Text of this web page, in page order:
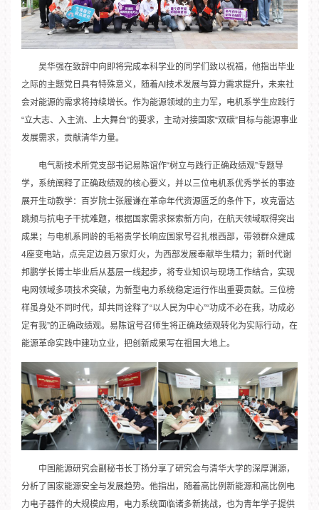
吴华强在致辞中向即将完成本科学业的同学们致以祝福，他指出毕业
之际的主题党日具有特殊意义，随着AI技术发展与算力需求提升，未来社
会对能源的需求将持续增长。作为能源领域的主力军，电机系学生应践行
“立大志、入主流、上大舞台”的要求，主动对接国家“双碳”目标与能源事业
发展需求，贡献清华力量。
电气新技术所党支部书记易陈谊作“树立与践行正确政绩观”专题导
学，系统阐释了正确政绩观的核心要义，并以三位电机系优秀学长的事迹
展开生动教学：百岁院士张履谦在革命年代资源匮乏的条件下，攻克雷达
跳频与抗电子干扰难题，根据国家需求探索新方向，在航天领域取得突出
成果；与电机系同龄的毛裕贵学长响应国家号召扎根西部，带领群众建成
4座变电站，点亮定边县万家灯火，为西部发展奉献毕生精力；新时代谢
邦鹏学长博士毕业后从基层一线起步，将专业知识与现场工作结合，实现
电网领域多项技术突破，为新型电力系统稳定运行作出重要贡献。三位榜
样虽身处不同时代，却共同诠释了“以人民为中心”“功成不必在我，功成必
定有我”的正确政绩观。易陈谊号召师生将正确政绩观转化为实际行动，在
能源革命实践中建功立业，把创新成果写在祖国大地上。
中国能源研究会副秘书长丁扬分享了研究会与清华大学的深厚渊源，
分析了国家能源安全与发展趋势。他指出，随着高比例新能源和高比例电
力电子器件的大规模应用，电力系统面临诸多新挑战，也为青年学子提供